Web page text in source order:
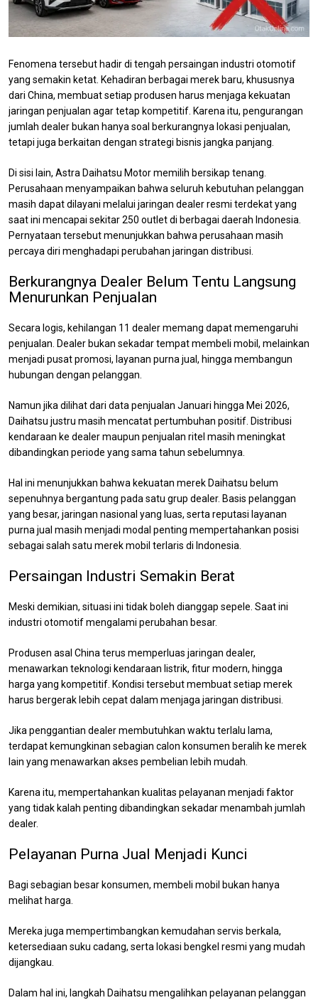
Fenomena tersebut hadir di tengah persaingan industri otomotif
yang semakin ketat. Kehadiran berbagai merek baru, khususnya
dari China, membuat setiap produsen harus menjaga kekuatan
jaringan penjualan agar tetap kompetitif. Karena itu, pengurangan
jumlah dealer bukan hanya soal berkurangnya lokasi penjualan,
tetapi juga berkaitan dengan strategi bisnis jangka panjang.
Di sisi lain, Astra Daihatsu Motor memilih bersikap tenang.
Perusahaan menyampaikan bahwa seluruh kebutuhan pelanggan
masih dapat dilayani melalui jaringan dealer resmi terdekat yang
saat ini mencapai sekitar 250 outlet di berbagai daerah Indonesia.
Pernyataan tersebut menunjukkan bahwa perusahaan masih
percaya diri menghadapi perubahan jaringan distribusi.
Berkurangnya Dealer Belum Tentu Langsung
Menurunkan Penjualan
Secara logis, kehilangan 11 dealer memang dapat memengaruhi
penjualan. Dealer bukan sekadar tempat membeli mobil, melainkan
menjadi pusat promosi, layanan purna jual, hingga membangun
hubungan dengan pelanggan.
Namun jika dilihat dari data penjualan Januari hingga Mei 2026,
Daihatsu justru masih mencatat pertumbuhan positif. Distribusi
kendaraan ke dealer maupun penjualan ritel masih meningkat
dibandingkan periode yang sama tahun sebelumnya.
Hal ini menunjukkan bahwa kekuatan merek Daihatsu belum
sepenuhnya bergantung pada satu grup dealer. Basis pelanggan
yang besar, jaringan nasional yang luas, serta reputasi layanan
purna jual masih menjadi modal penting mempertahankan posisi
sebagai salah satu merek mobil terlaris di Indonesia.
Persaingan Industri Semakin Berat
Meski demikian, situasi ini tidak boleh dianggap sepele. Saat ini
industri otomotif mengalami perubahan besar.
Produsen asal China terus memperluas jaringan dealer,
menawarkan teknologi kendaraan listrik, fitur modern, hingga
harga yang kompetitif. Kondisi tersebut membuat setiap merek
harus bergerak lebih cepat dalam menjaga jaringan distribusi.
Jika penggantian dealer membutuhkan waktu terlalu lama,
terdapat kemungkinan sebagian calon konsumen beralih ke merek
lain yang menawarkan akses pembelian lebih mudah.
Karena itu, mempertahankan kualitas pelayanan menjadi faktor
yang tidak kalah penting dibandingkan sekadar menambah jumlah
dealer.
Pelayanan Purna Jual Menjadi Kunci
Bagi sebagian besar konsumen, membeli mobil bukan hanya
melihat harga.
Mereka juga mempertimbangkan kemudahan servis berkala,
ketersediaan suku cadang, serta lokasi bengkel resmi yang mudah
dijangkau.
Dalam hal ini, langkah Daihatsu mengalihkan pelayanan pelanggan